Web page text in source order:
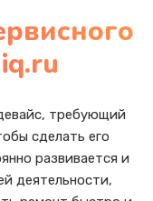
требующий
сделать его
развивается и
деятельности,